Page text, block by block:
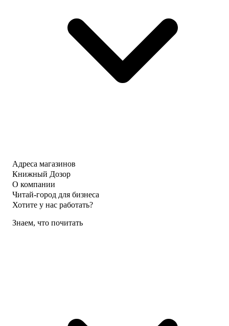
Адреса магазинов
Книжный Дозор
О компании
Читай-город для бизнеса
Хотите у нас работать?
Знаем, что почитать